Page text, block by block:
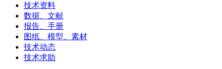
技术资料
数据、文献
报告、手册
图纸、模型、素材
技术动态
技术求助